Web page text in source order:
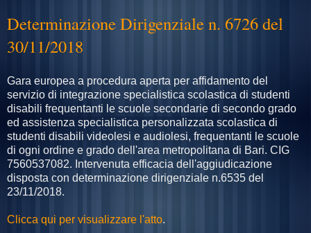
Determinazione Dirigenziale n. 6726 del
30/11/2018
Gara europea a procedura aperta per affidamento del
servizio di integrazione specialistica scolastica di studenti
disabili frequentanti le scuole secondarie di secondo grado
ed assistenza specialistica personalizzata scolastica di
studenti disabili videolesi e audiolesi, frequentanti le scuole
di ogni ordine e grado dell'area metropolitana di Bari. CIG
7560537082. Intervenuta efficacia dell'aggiudicazione
disposta con determinazione dirigenziale n.6535 del
23/11/2018.
Clicca qui per visualizzare l'atto.